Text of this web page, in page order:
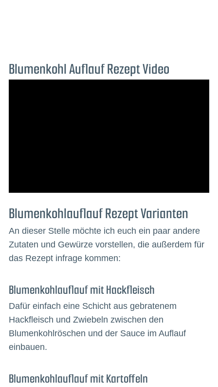
Blumenkohl Auflauf Rezept Video
Blumenkohlauflauf Rezept Varianten
An dieser Stelle möchte ich euch ein paar andere
Zutaten und Gewürze vorstellen, die außerdem für
das Rezept infrage kommen:
Blumenkohlauflauf mit Hackfleisch
Dafür einfach eine Schicht aus gebratenem
Hackfleisch und Zwiebeln zwischen den
Blumenkohlröschen und der Sauce im Auflauf
einbauen.
Blumenkohlauflauf mit Kartoffeln